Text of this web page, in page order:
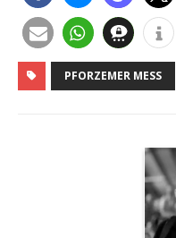
PFORZEMER MESS